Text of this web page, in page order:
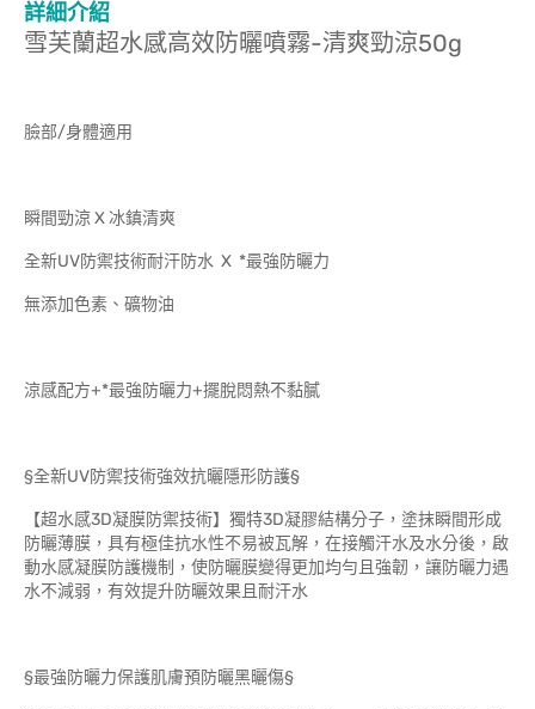
詳細介紹
雪芙蘭超水感高效防曬噴霧-清爽勁涼50g
臉部/身體適用
瞬間勁涼 X 冰鎮清爽
全新UV防禦技術耐汗防水 X *最強防曬力
無添加色素、礦物油
涼感配方+*最強防曬力+擺脫悶熱不黏膩
§全新UV防禦技術強效抗曬隱形防護§
【超水感3D凝膜防禦技術】獨特3D凝膠結構分子，塗抹瞬間形成
防曬薄膜，具有極佳抗水性不易被瓦解，在接觸汗水及水分後，啟
動水感凝膜防護機制，使防曬膜變得更加均勻且強韌，讓防曬力遇
水不減弱，有效提升防曬效果且耐汗水
§最強防曬力保護肌膚預防曬黑曬傷§